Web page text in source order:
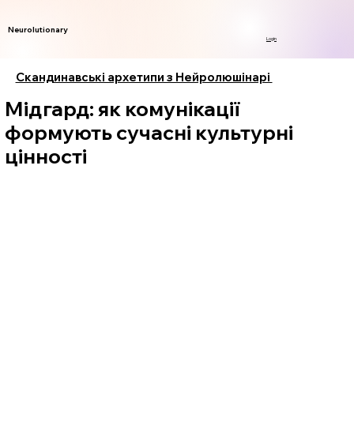
Neurolutionary
Login
Скандинавські архетипи з Нейролюшінарі
Мідгард: як комунікації
формують сучасні культурні
цінності